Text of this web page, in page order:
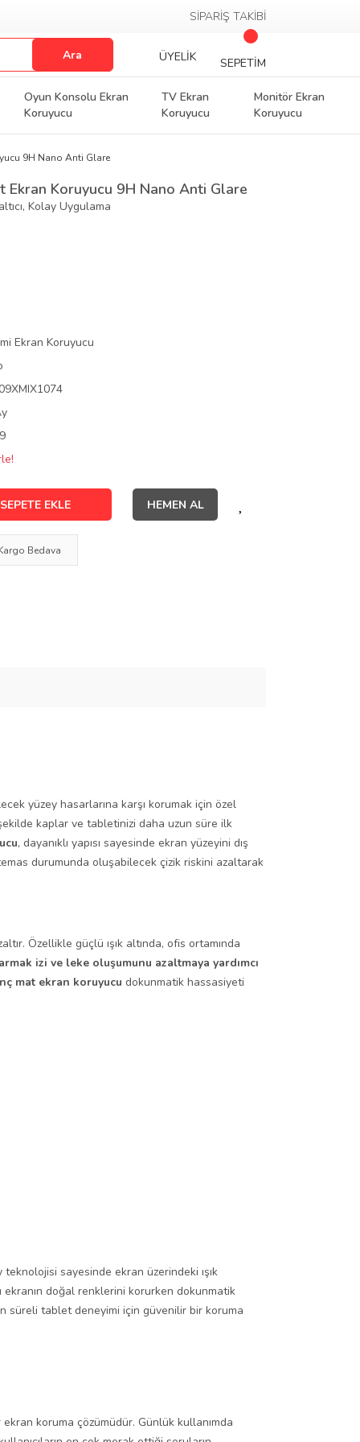
SİPARİŞ TAKİBİ
Ara ÜYELİK SEPETİM
Oyun Konsolu Ekran
Koruyucu
TV Ekran
Koruyucu
Monitör Ekran
Koruyucu
9H Nano Anti Glare
Ekran Koruyucu 9H Nano Anti Glare
Kolay Uygulama
Ekran Koruyucu
SEPETE EKLE HEMEN AL
Bedava
yüzey hasarlarına karşı korumak için özel
kaplar ve tabletinizi daha uzun süre ilk
, dayanıklı yapısı sayesinde ekran yüzeyini dış
durumunda oluşabilecek çizik riskini azaltarak
Özellikle güçlü ışık altında, ofis ortamında
izi ve leke oluşumunu azaltmaya yardımcı
mat ekran koruyucu dokunmatik hassasiyeti
sayesinde ekran üzerindeki ışık
ekranın doğal renklerini korurken dokunmatik
süreli tablet deneyimi için güvenilir bir koruma
koruma çözümüdür. Günlük kullanımda